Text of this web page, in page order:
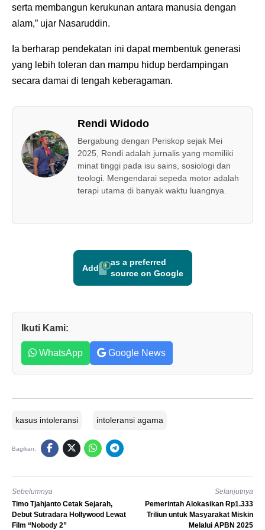
serta membangun kerukunan antara manusia dengan
alam,” ujar Nasaruddin.
Ia berharap pendekatan ini dapat membentuk generasi
yang lebih toleran dan mampu hidup berdampingan
secara damai di tengah keberagaman.
Rendi Widodo
Bergabung dengan Periskop sejak Mei
2025, Rendi adalah jurnalis yang memiliki
minat tinggi pada isu sains, sosiologi dan
teologi. Mengendarai sepeda motor adalah
terapi utama di banyak waktu luangnya.
Add
as a preferred
source on Google
Ikuti Kami:
WhatsApp Google News
kasus intoleransi intoleransi agama
Bagikan:
Sebelumnya
Timo Tjahjanto Cetak Sejarah,
Debut Sutradara Hollywood Lewat
Film “Nobody 2”
Selanjutnya
Pemerintah Alokasikan Rp1.333
Triliun untuk Masyarakat Miskin
Melalui APBN 2025